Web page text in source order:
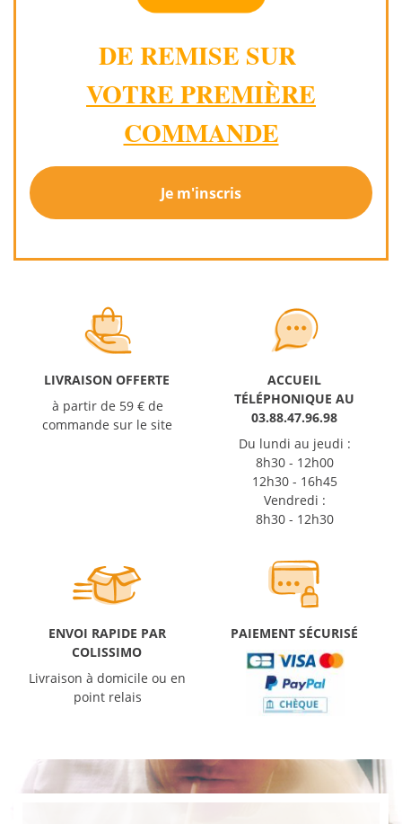
DE REMISE SUR
VOTRE PREMIÈRE
COMMANDE
Je m'inscris
LIVRAISON OFFERTE
à partir de 59 € de
commande sur le site
ACCUEIL
TÉLÉPHONIQUE AU
03.88.47.96.98
Du lundi au jeudi :
8h30 - 12h00
12h30 - 16h45
Vendredi :
8h30 - 12h30
ENVOI RAPIDE PAR
COLISSIMO
Livraison à domicile ou en
point relais
PAIEMENT SÉCURISÉ